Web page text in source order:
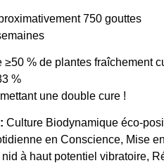
750 gouttes
≥50 % de plantes fraîchement
%
une double cure !
Culture Biodynamique éco-
en Conscience, Mise
à haut potentiel vibratoire,